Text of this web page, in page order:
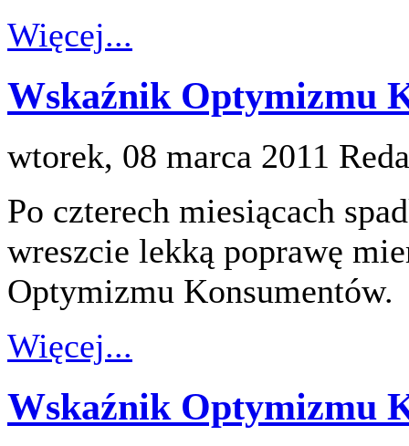
Więcej...
Wskaźnik Optymizmu
wtorek, 08 marca 2011
Po czterech miesiącach
wreszcie lekką poprawę
Optymizmu Konsumentów.
Więcej...
Wskaźnik Optymizmu